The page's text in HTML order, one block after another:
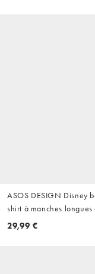
ASOS DESIGN Disney
shirt à manches longues
manches raglan et
29,99 €